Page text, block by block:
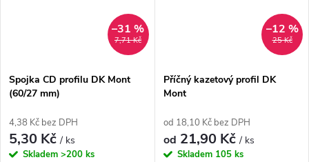
7,71 Kč
–31 %
Spojka CD profilu DK Mont
(60/27 mm)
4,38 Kč bez DPH
5,30 Kč/ ks
Skladem >200 ks
25 Kč
–12 %
Příčný kazetový profil DK
Mont
od 18,10 Kč bez DPH
od 21,90 Kč/ ks
Skladem 105 ks